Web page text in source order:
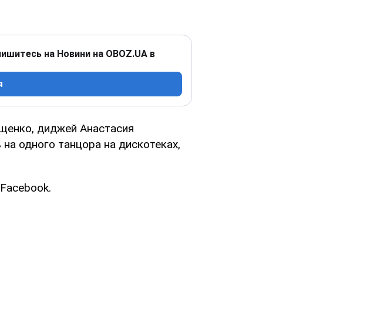
на Новини на OBOZ.UA в
диджей Анастасия
одного танцора на дискотеках,